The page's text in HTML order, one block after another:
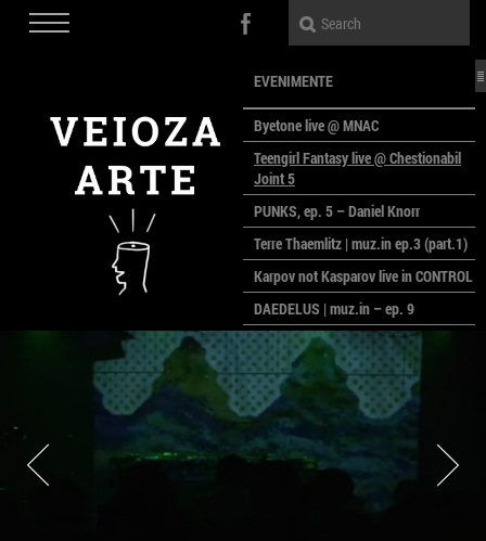
EVENIMENTE
Byetone live @ MNAC
Teengirl Fantasy live @ Chestionabil
Joint 5
PUNKS, ep. 5 – Daniel Knorr
Terre Thaemlitz | muz.in ep.3 (part.1)
Karpov not Kasparov live in CONTROL
DAEDELUS | muz.in – ep. 9
LALELE, LALELE – prima premieră a
anului la MACAZ
CinePOLSKA – filme poloneze la
București
PEOPLE OF ROMANIA se lansează la
galeria Simeza
All Stars For Outernational